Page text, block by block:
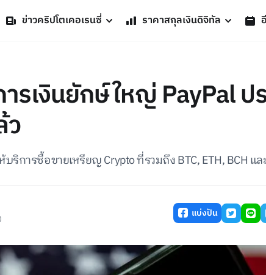
ข่าวคริปโตเคอเรนซี่ ราคาสกุลเงินดิจิทัล
เงินยักษ์ใหญ่ PayPal ป
ริการซื้อขายเหรียญ Crypto ที่รวมถึง BTC, ETH, BCH แล
แบ่งปัน